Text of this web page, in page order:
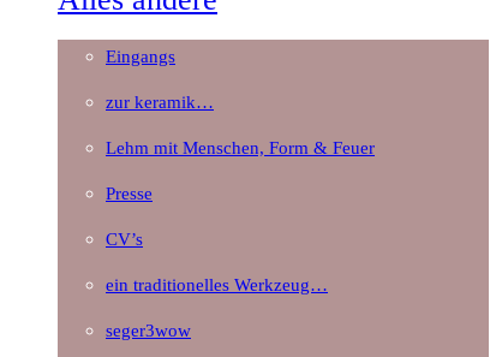
Eingangs
zur keramik…
Lehm mit Menschen, Form & Feuer
Presse
CV’s
ein traditionelles Werkzeug…
seger3wow